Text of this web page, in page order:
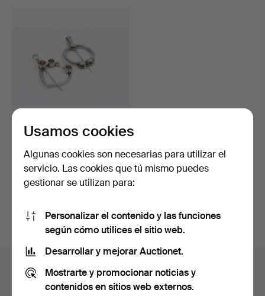
2 hebillas para mantón,
traje folklórico. …
Subastado 6 may 2021
3 pujas
43 USD
Suscribir búsqueda
Archivo de subastas
Estás buscando en el archivo de subastas concluidas.
Usamos cookies
Algunas cookies son necesarias para utilizar el
servicio. Las cookies que tú mismo puedes
gestionar se utilizan para:
Personalizar el contenido y las funciones
según cómo utilices el sitio web.
Desarrollar y mejorar Auctionet.
Mostrarte y promocionar noticias y
contenidos en sitios web externos.